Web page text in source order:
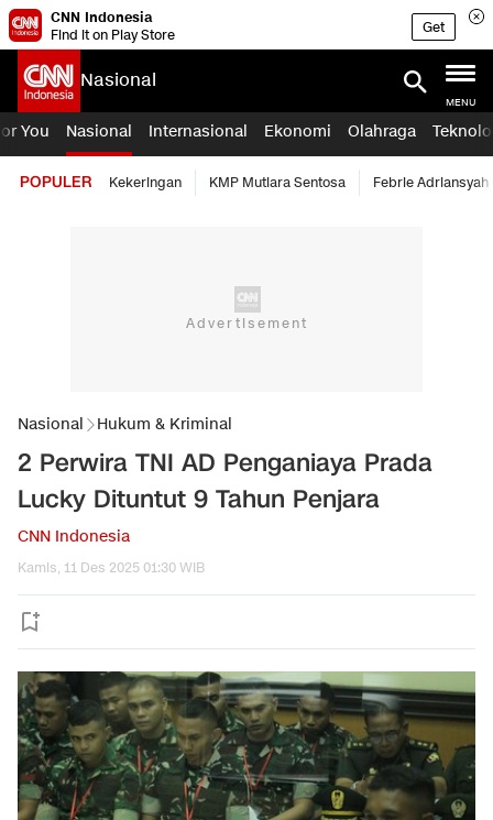
CNN Indonesia
Find it on Play Store
Get
Nasional
MENU
You Nasional Internasional Ekonomi Olahraga
POPULER Kekeringan KMP Mutiara Sentosa Febrie Adriansyah
Nasional Hukum & Kriminal
2 Perwira TNI AD Penganiaya Prada
Lucky Dituntut 9 Tahun Penjara
CNN Indonesia
Kamis, 11 Des 2025 01:30 WIB